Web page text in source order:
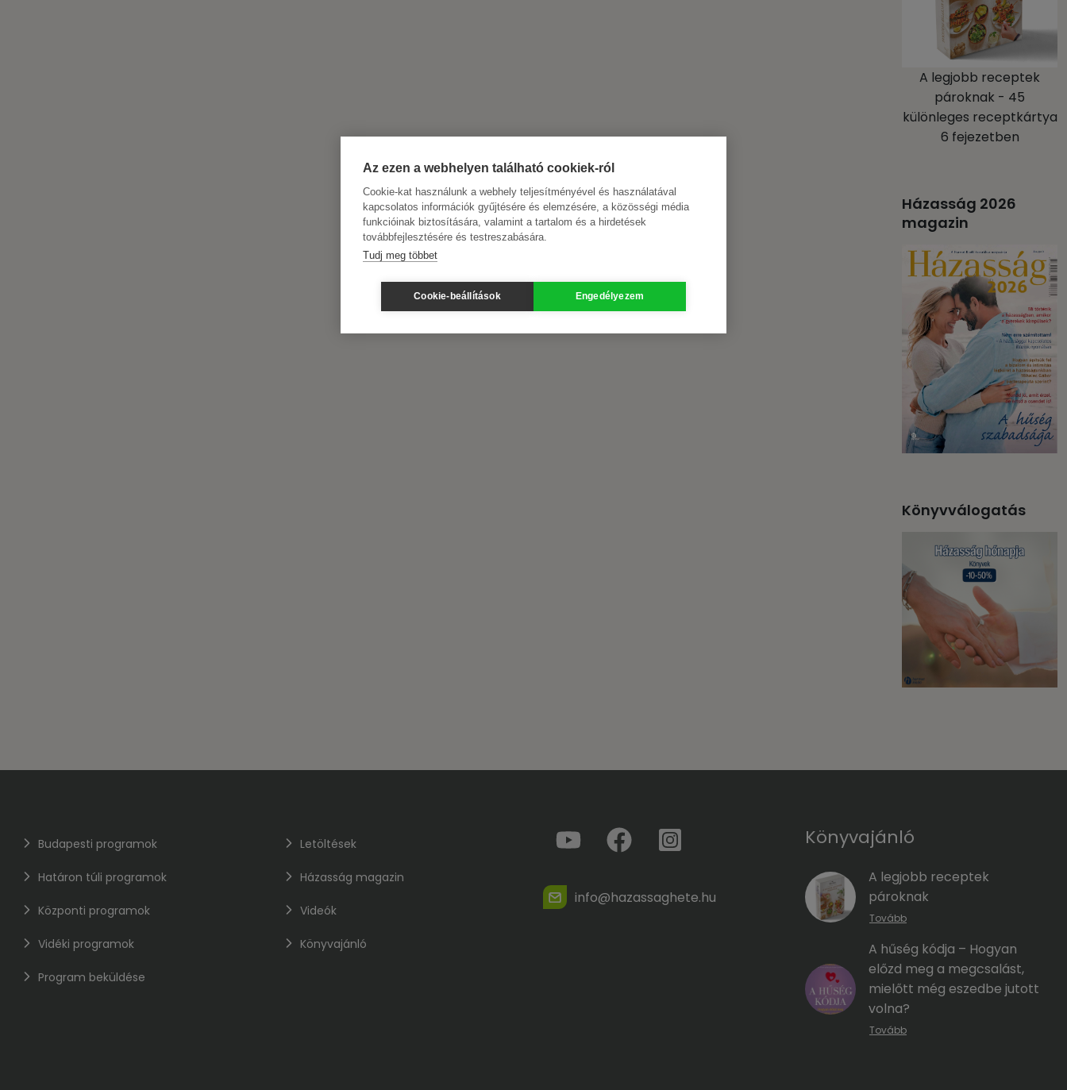
A legjobb receptek
pároknak - 45
különleges receptkártya
6 fejezetben
Házasság 2026
magazin
Könyvválogatás
Budapesti programok
Határon túli programok
Központi programok
Vidéki programok
Program beküldése
Letöltések
Házasság magazin
Videók
Könyvajánló
info@hazassaghete.hu
Könyvajánló
A legjobb receptek
pároknak
Tovább
A hűség kódja – Hogyan
előzd meg a megcsalást,
mielőtt még eszedbe jutott
volna?
Tovább
Az ezen a webhelyen található cookiek-ról
Cookie-kat használunk a webhely teljesítményével és használatával
kapcsolatos információk gyűjtésére és elemzésére, a közösségi média
funkcióinak biztosítására, valamint a tartalom és a hirdetések
továbbfejlesztésére és testreszabására.
Tudj meg többet
Cookie-beállítások Engedélyezem